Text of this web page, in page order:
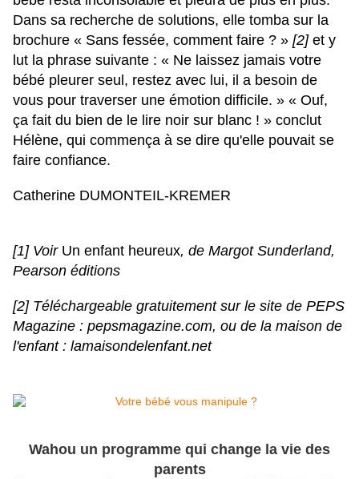
Dans sa recherche de solutions, elle tomba sur la
brochure « Sans fessée, comment faire ? » [2]et y
lut la phrase suivante : « Ne laissez jamais votre
bébé pleurer seul, restez avec lui, il a besoin de
vous pour traverser une émotion difficile. » « Ouf,
ça fait du bien de le lire noir sur blanc ! » conclut
Hélène, qui commença à se dire qu'elle pouvait se
faire confiance.
Catherine DUMONTEIL-KREMER
[1] Voir Un enfant heureux, de Margot Sunderland,
Pearson éditions
[2] Téléchargeable gratuitement sur le site de PEPS
Magazine : pepsmagazine.com, ou de la maison de
l'enfant : lamaisondelenfant.net
Wahou un programme qui change la vie des
parents